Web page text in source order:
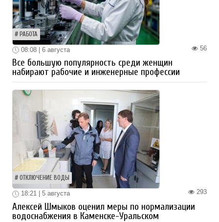
РАБОТА
56
08:08 | 6 августа
Все большую популярность среди женщин
набирают рабочие и инженерные профессии
ОТКЛЮЧЕНИЕ ВОДЫ
293
18:21 | 5 августа
Алексей Шмыков оценил меры по нормализации
водоснабжения в Каменске-Уральском